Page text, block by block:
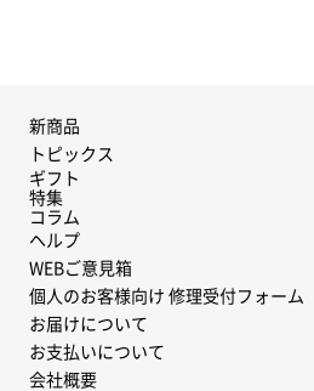
新商品
トピックス
ギフト
特集
コラム
ヘルプ
WEBご意見箱
個人のお客様向け 修理受付フォーム
お届けについて
お支払いについて
会社概要